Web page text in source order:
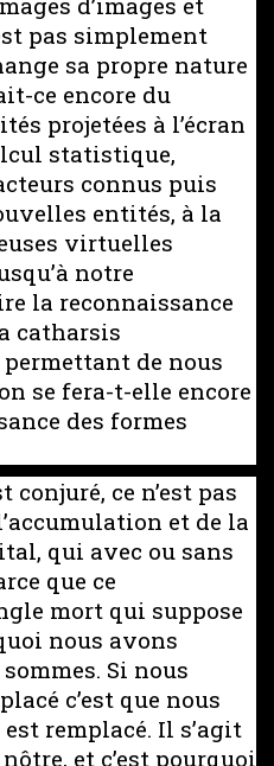
pas simplement
sa propre nature
ce encore du
projetées à l’écran
statistique,
connus puis
entités, à la
virtuelles
notre
la reconnaissance
catharsis
de nous
se fera-t-elle encore
des formes
ce n’est pas
et de la
qui avec ou sans
que ce
mort qui suppose
nous avons
Si nous
c’est que nous
remplacé. Il s’agit
et c’est pourquoi